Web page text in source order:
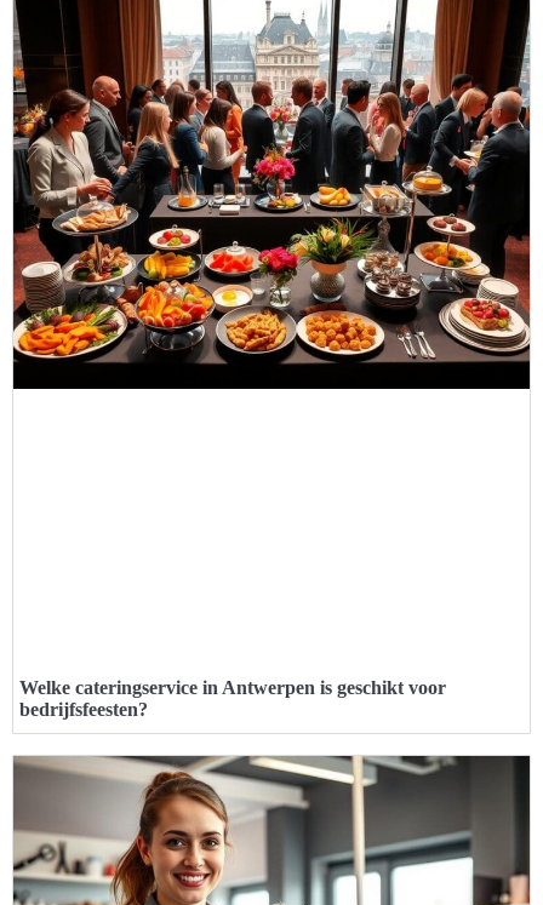
Welke cateringservice in Antwerpen is geschikt voor
bedrijfsfeesten?